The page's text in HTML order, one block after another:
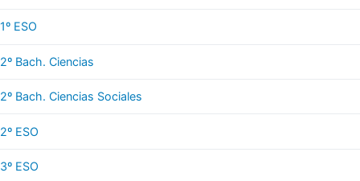
1º ESO
2º Bach. Ciencias
2º Bach. Ciencias Sociales
2º ESO
3º ESO